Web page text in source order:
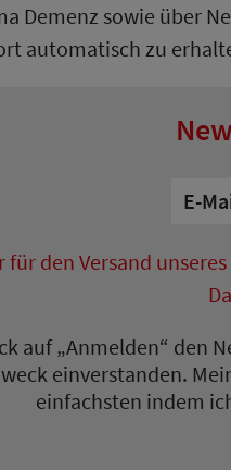
Demenz sowie über
automatisch zu
für den Versand
auf „Anmelden“ den
einverstanden.
einfachsten indem